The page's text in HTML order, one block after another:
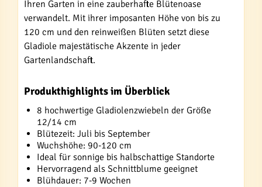
Ihren Garten in eine zauberhafte Blütenoase
verwandelt. Mit ihrer imposanten Höhe von bis zu
120 cm und den reinweißen Blüten setzt diese
Gladiole majestätische Akzente in jeder
Gartenlandschaft.
Produkthighlights im Überblick
8 hochwertige Gladiolenzwiebeln der Größe
12/14 cm
Blütezeit: Juli bis September
Wuchshöhe: 90-120 cm
Ideal für sonnige bis halbschattige Standorte
Hervorragend als Schnittblume geeignet
Blühdauer: 7-9 Wochen